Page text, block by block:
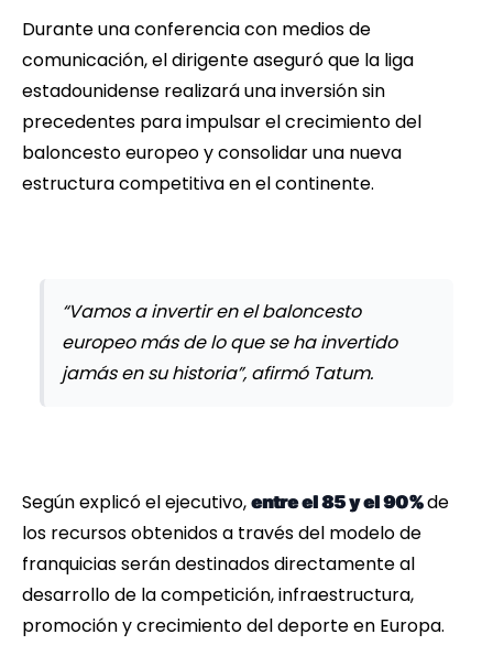
Durante una conferencia con medios de
comunicación, el dirigente aseguró que la liga
estadounidense realizará una inversión sin
precedentes para impulsar el crecimiento del
baloncesto europeo y consolidar una nueva
estructura competitiva en el continente.
“Vamos a invertir en el baloncesto
europeo más de lo que se ha invertido
jamás en su historia”, afirmó Tatum.
Según explicó el ejecutivo, entre el 85 y el 90%de
los recursos obtenidos a través del modelo de
franquicias serán destinados directamente al
desarrollo de la competición, infraestructura,
promoción y crecimiento del deporte en Europa.